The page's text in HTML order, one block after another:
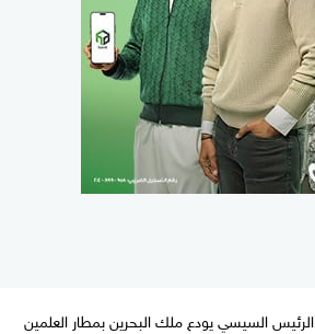
الرئيس السيسي يودع ملك البحرين بمطار العلمين